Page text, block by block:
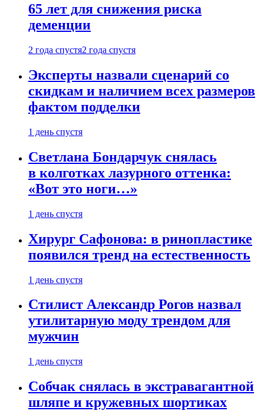
65 лет для снижения риска
деменции
2 года спустя2 года спустя
Эксперты назвали сценарий со
скидкам и наличием всех размеров
фактом подделки
1 день спустя
Светлана Бондарчук снялась
в колготках лазурного оттенка:
«Вот это ноги…»
1 день спустя
Хирург Сафонова: в ринопластике
появился тренд на естественность
1 день спустя
Стилист Александр Рогов назвал
утилитарную моду трендом для
мужчин
1 день спустя
Собчак снялась в экстравагантной
шляпе и кружевных шортиках